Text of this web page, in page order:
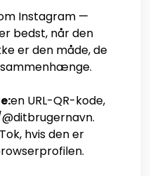
Instagram —
bedst, når den
er den måde, de
en URL-QR-kode,
hvis den er